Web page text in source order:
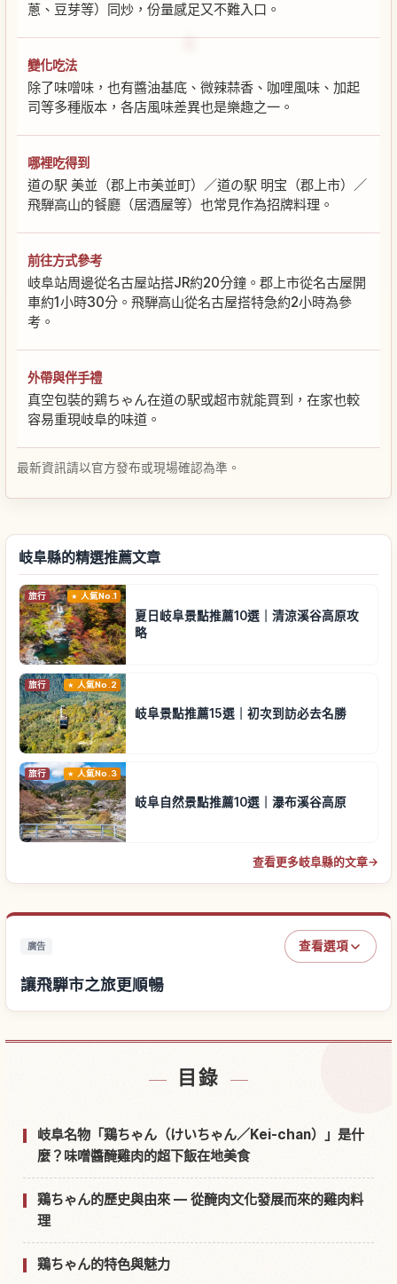
蔥、豆芽等）同炒，份量感足又不難入口。
變化吃法
除了味噌味，也有醬油基底、微辣蒜香、咖哩風味、加起
司等多種版本，各店風味差異也是樂趣之一。
哪裡吃得到
道の駅 美並（郡上市美並町）／道の駅 明宝（郡上市）／
飛騨高山的餐廳（居酒屋等）也常見作為招牌料理。
前往方式參考
岐阜站周邊從名古屋站搭JR約20分鐘。郡上市從名古屋開
車約1小時30分。飛騨高山從名古屋搭特急約2小時為參
考。
外帶與伴手禮
真空包裝的鶏ちゃん在道の駅或超市就能買到，在家也較
容易重現岐阜的味道。
最新資訊請以官方發布或現場確認為準。
岐阜縣的精選推薦文章
旅行 人氣No.1
夏日岐阜景點推薦10選｜清涼溪谷高原攻
略
旅行 人氣No.2
岐阜景點推薦15選｜初次到訪必去名勝
旅行 人氣No.3
岐阜自然景點推薦10選｜瀑布溪谷高原
查看更多岐阜縣的文章→
廣告 查看選項
讓飛騨市之旅更順暢
目錄
岐阜名物「鶏ちゃん（けいちゃん／Kei-chan）」是什
麼？味噌醬醃雞肉的超下飯在地美食
鶏ちゃん的歷史與由來 — 從醃肉文化發展而來的雞肉料
理
鶏ちゃん的特色與魅力